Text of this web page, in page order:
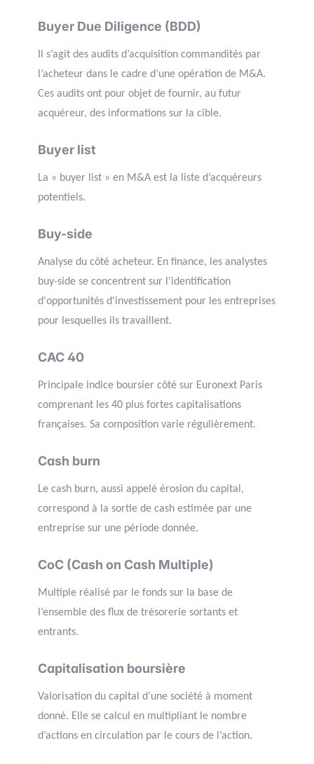
Buyer Due Diligence (BDD)
Il s’agit des audits d’acquisition commandités par
l’acheteur dans le cadre d’une opération de M&A.
Ces audits ont pour objet de fournir, au futur
acquéreur, des informations sur la cible.
Buyer list
La « buyer list » en M&A est la liste d’acquéreurs
potentiels.
Buy-side
Analyse du côté acheteur. En finance, les analystes
buy-side se concentrent sur l'identification
d'opportunités d'investissement pour les entreprises
pour lesquelles ils travaillent.
CAC 40
Principale indice boursier côté sur Euronext Paris
comprenant les 40 plus fortes capitalisations
françaises. Sa composition varie régulièrement.
Cash burn
Le cash burn, aussi appelé érosion du capital,
correspond à la sortie de cash estimée par une
entreprise sur une période donnée.
CoC (Cash on Cash Multiple)
Multiple réalisé par le fonds sur la base de
l’ensemble des flux de trésorerie sortants et
entrants.
Capitalisation boursière
Valorisation du capital d’une société à moment
donné. Elle se calcul en multipliant le nombre
d’actions en circulation par le cours de l’action.